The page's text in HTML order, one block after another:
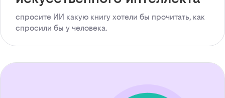
спросите ИИ какую книгу хотели бы прочитать, как
спросили бы у человека.